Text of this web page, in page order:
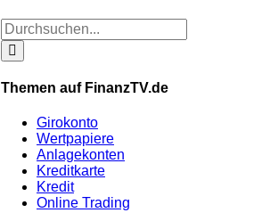
Themen auf FinanzTV.de
Girokonto
Wertpapiere
Anlagekonten
Kreditkarte
Kredit
Online Trading